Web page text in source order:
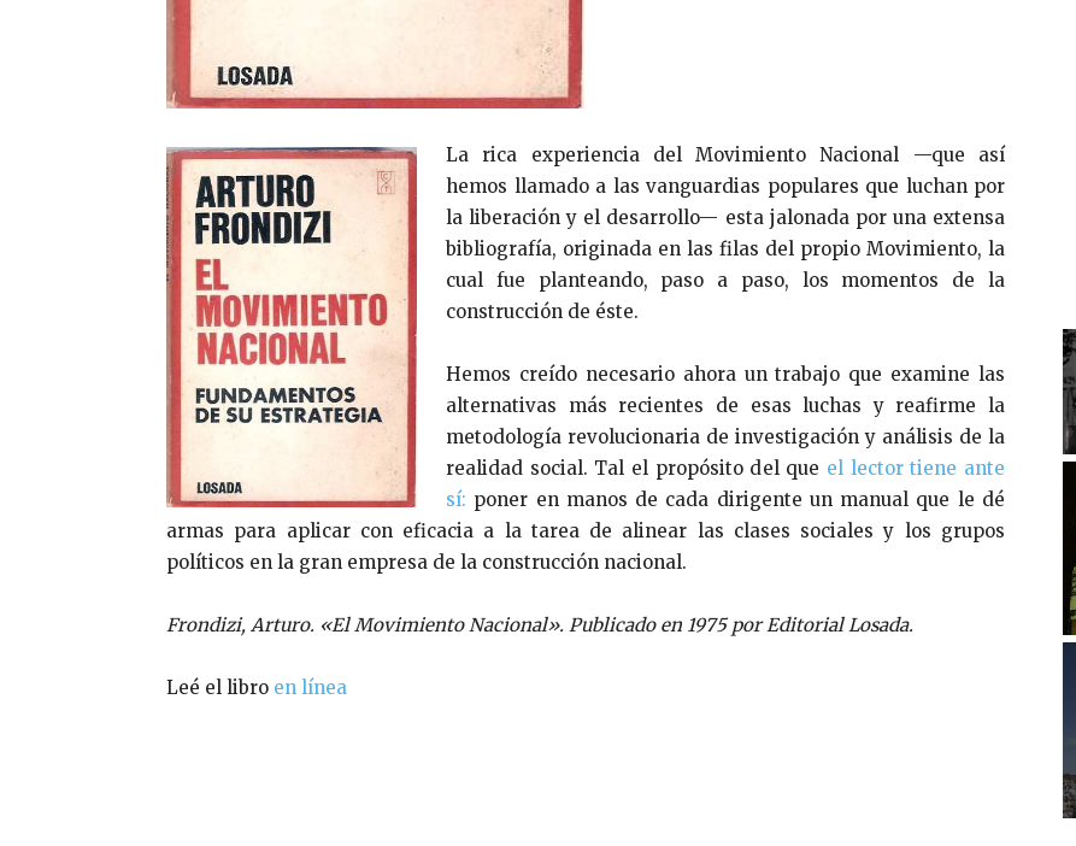
La rica experiencia del Movimiento Nacional —que así
hemos llamado a las vanguardias populares que luchan por
la liberación y el desarrollo— esta jalonada por una extensa
bibliografía, originada en las filas del propio Movimiento, la
cual fue planteando, paso a paso, los momentos de la
construcción de éste.
Hemos creído necesario ahora un trabajo que examine las
alternativas más recientes de esas luchas y reafirme la
metodología revolucionaria de investigación y análisis de la
realidad social. Tal el propósito del que el lector tiene ante
sí: poner en manos de cada dirigente un manual que le dé
armas para aplicar con eficacia a la tarea de alinear las clases sociales y los grupos
políticos en la gran empresa de la construcción nacional.
Frondizi, Arturo. «El Movimiento Nacional». Publicado en 1975 por Editorial Losada.
Leé el libro en línea